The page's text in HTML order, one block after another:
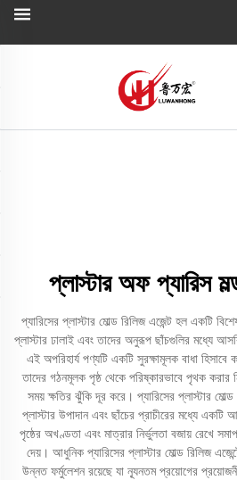
প্লাস্টার অফ প্যারিস
প্যারিসের প্লাস্টার মোল্ড রিলিজ এজেন্ট হল একটি
প্লাস্টার ঢালাই এবং তাদের অনুরূপ ছাঁচগুলির মধ্যে
এই অপরিহার্য পণ্যটি একটি সুরক্ষামূলক বাধা
তাদের গঠনমূলক পৃষ্ঠ থেকে পরিষ্কারভাবে পৃথক করার
সময় ক্ষতির ঝুঁকি দূর করে। প্যারিসের প্লাস্টার
প্লাস্টার উপাদান এবং ছাঁচের প্রাচীরের মধ্যে একটি
পৃষ্ঠের অখণ্ডতা এবং মাত্রার নির্ভুলতা বজায় রেখে
দেয়। আধুনিক প্যারিসের প্লাস্টার মোল্ড রিলিজ
উন্নত ফর্মুলেশন রয়েছে যা ন্যূনতম প্রয়োগের